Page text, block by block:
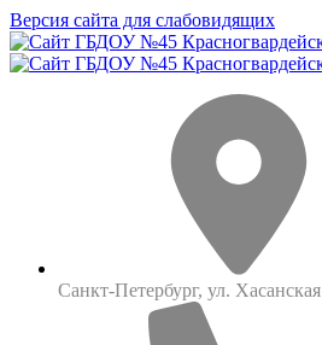
Версия сайта для слабовидящих
Санкт-Петербург, ул.